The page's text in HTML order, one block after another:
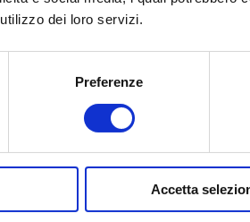
dei loro servizi.
Preferenze
Accetta
COSA FACCIAMO
Perché scegliere FonARCom